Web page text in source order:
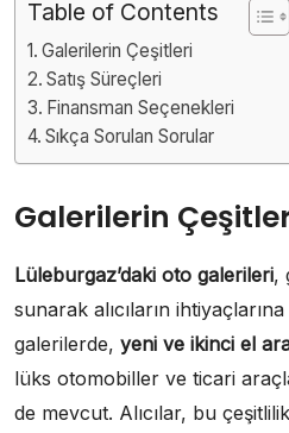
Table of Contents
Galerilerin Çeşitleri
Satış Süreçleri
Finansman Seçenekleri
Sıkça Sorulan Sorular
Galerilerin
Lüleburgaz’daki oto galerileri,
sunarak alıcıların
galerilerde, yeni ve ikinci el
lüks otomobiller ve ticari
de mevcut. Alıcılar, bu